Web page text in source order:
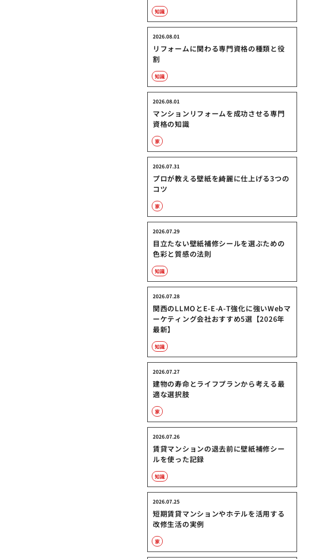
知識
リフォームに関わる専門資格の種類と役
割
2026.08.01
知識
マンションリフォームを成功させる専門
資格の知識
2026.08.01
家
プロが教える壁紙を綺麗に仕上げる3つの
コツ
2026.07.31
家
目立たない壁紙補修シールを選ぶための
色彩と質感の法則
2026.07.29
知識
関西のLLMOとE-E-A-T強化に強いWebマ
ーケティング会社おすすめ5選【2026年
最新】
2026.07.28
知識
建物の寿命とライフプランから考える最
適な選択肢
2026.07.27
家
賃貸マンションの退去前に壁紙補修シー
ルを使った記録
2026.07.26
知識
短期賃貸マンションやホテルを活用する
改修生活の実例
2026.07.25
家